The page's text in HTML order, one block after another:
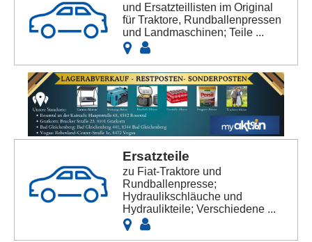
und Ersatzteillisten im Original
für Traktore, Rundballenpressen
und Landmaschinen; Teile ...
Ersatzteile
zu Fiat-Traktore und
Rundballenpresse;
Hydraulikschläuche und
Hydraulikteile; Verschiedene ...